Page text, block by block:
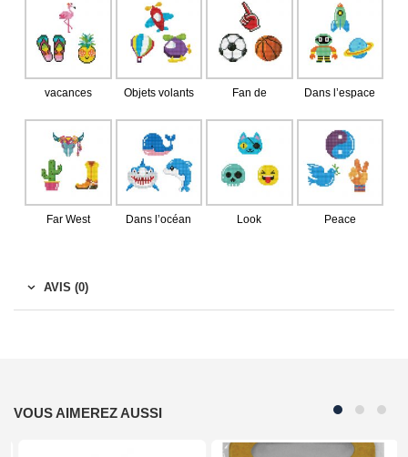
vacances Objets volants Fan de Dans l’espace
Far West Dans l’océan Look Peace
AVIS (0)
VOUS AIMEREZ AUSSI